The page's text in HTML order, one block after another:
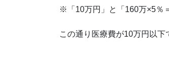
※「10万円」と「160万×5％
この通り医療費が10万円以下